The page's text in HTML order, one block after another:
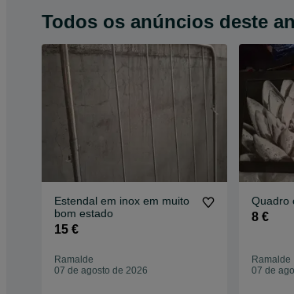
Todos os anúncios deste
Estendal em inox em muito
bom estado
15 €
Ramalde
07 de agosto de 2026
Quadro
8 €
Ramalde
07 de